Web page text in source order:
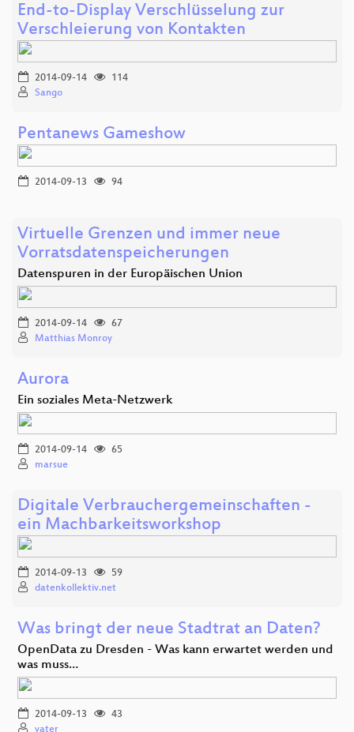
End-to-Display Verschlüsselung zur
Verschleierung von Kontakten
2014-09-14
114
Sango
Pentanews Gameshow
2014-09-13 94
Virtuelle Grenzen und immer neue
Vorratsdatenspeicherungen
Datenspuren in der Europäischen Union
2014-09-14
67
Matthias Monroy
Aurora
Ein soziales Meta-Netzwerk
2014-09-14
65
marsue
Digitale Verbrauchergemeinschaften -
ein Machbarkeitsworkshop
2014-09-13
59
datenkollektiv.net
Was bringt der neue Stadtrat an Daten?
OpenData zu Dresden - Was kann erwartet werden und
was muss…
2014-09-13
43
vater